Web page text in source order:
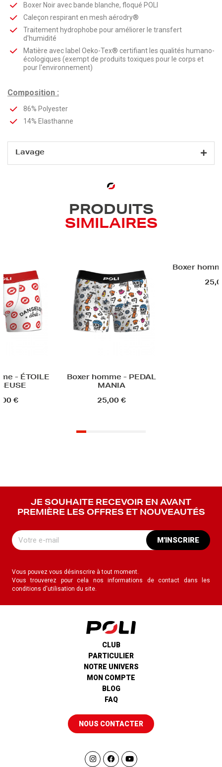
Boxer Noir avec bande blanche, floqué POLI
Caleçon respirant en mesh aérodry®
Traitement hydrophobe pour améliorer le transfert
d'humidité
Matière avec label Oeko-Tex® certifiant les qualités humano-
écologiques (exempt de produits toxiques pour le corps et
pour l'environnement)
Composition :
86% Polyester
14% Elasthanne
Lavage
PRODUITS
SIMILAIRES
- ÉTOILE
€
Boxer homme - PEDAL
MANIA
25,00 €
Boxer
JE SOUHAITE RECEVOIR EN AVANT
PREMIÈRE LES OFFRES ET NOUVEAUTÉS
M'INSCRIRE
Vous pouvez vous désinscrire à tout moment.
Vous trouverez pour cela nos informations de contact dans les
conditions d'utilisation du site.
CLUB
PARTICULIER
NOTRE UNIVERS
MON COMPTE
BLOG
FAQ
NOUS CONTACTER